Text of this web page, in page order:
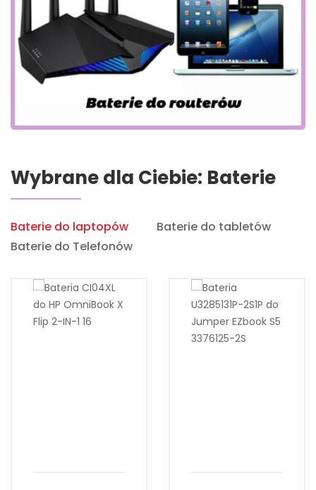
Wybrane dla Ciebie: Baterie
Baterie do laptopów
Baterie do tabletów
Baterie do Telefonów